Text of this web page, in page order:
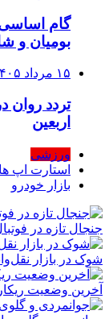
گام
بومیان و
۱۵ مرداد ۱۴۰۵
تردد روان
اربعین
ورزشی
استارت اپ ها
بازار خودرو
جنجال تازه در
شوک در بازار
آخرین وضعیت